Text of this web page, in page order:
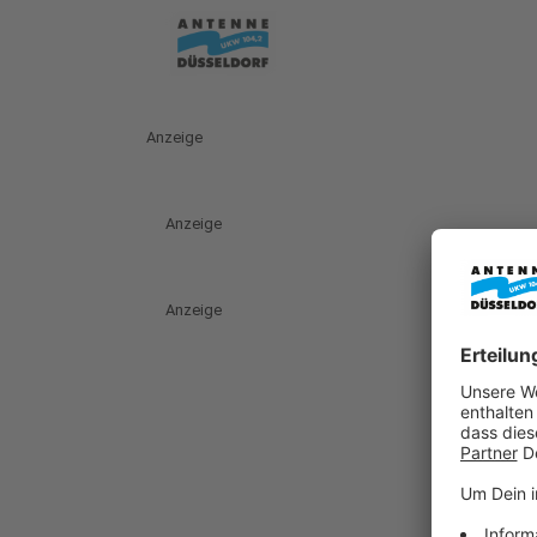
Anzeige
Anzeige
Anzeige